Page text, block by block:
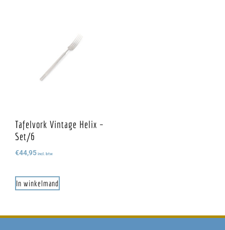
Tafelvork Vintage Helix –
Set/6
€44,95 incl. btw
In winkelmand